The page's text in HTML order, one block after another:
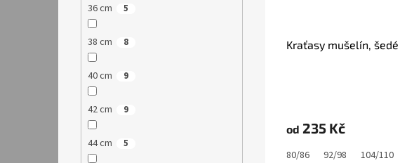
36 cm 5
38 cm 8
40 cm 9
42 cm 9
44 cm 5
Kraťasy mušelín, šedé
od 235 Kč
80/86 92/98 104/110